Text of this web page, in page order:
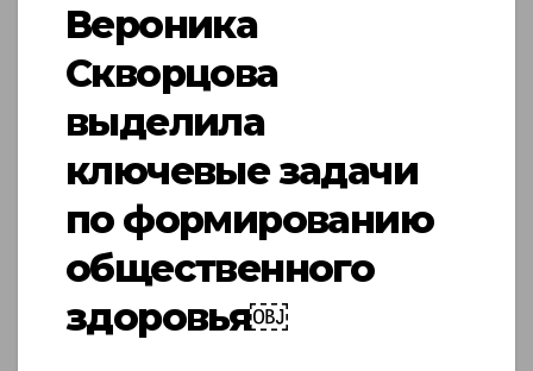
Вероника
Скворцова
выделила
ключевые задачи
по формированию
общественного
здоровья￼